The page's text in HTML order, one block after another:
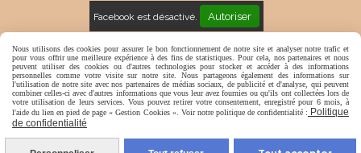
Facebook est désactivé. Autoriser
Mentions Légales Conditions générales de vente
Politique de confidentialité Gestion cookies Mon Compte
Nous utilisons des cookies pour assurer le bon fonctionnement de notre site et analyser notre trafic et
pour vous offrir une meilleure expérience à des fins de statistiques. Pour cela, nos partenaires et nous
peuvent utiliser des cookies ou d'autres technologies pour stocker et accéder à des informations
personnelles comme votre visite sur notre site. Nous partageons également des informations sur
l'utilisation de notre site avec nos partenaires de médias sociaux, de publicité et d'analyse, qui peuvent
combiner celles-ci avec d'autres informations que vous leur avez fournies ou qu'ils ont collectées lors de
votre utilisation de leurs services. Vous pouvez retirer votre consentement, enregistré pour 6 mois, à
l'aide du lien en pied de page « Gestion Cookies ». Voir notre politique de confidentialité : Politique
de confidentialité